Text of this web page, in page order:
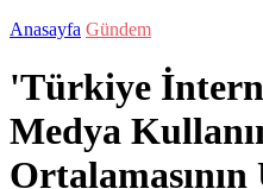
Anasayfa Gündem
'Türkiye
Medya